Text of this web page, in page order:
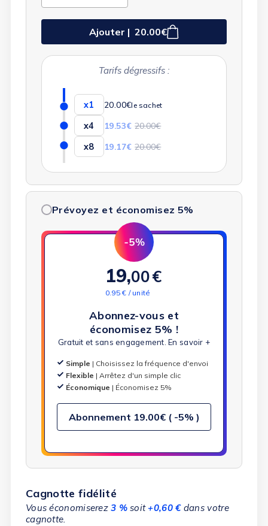
Ajouter | 20.00€
Tarifs dégressifs :
x1 20.00€le sachet
x4 19.53€ 20.00€
x8
19.17€ 20.00€
Prévoyez et économisez 5%
19,00€
0.95 € / unité
Abonnez-vous et
économisez 5% !
Gratuit et sans engagement.En savoir +
Simple | Choisissez la fréquence d'envoi
Flexible | Arrêtez d'un simple clic
Économique | Économisez 5%
Abonnement 19.00€ ( -5% )
Cagnotte fidélité
Vous économiserez3 % soit+0,60 € dans votre
cagnotte.